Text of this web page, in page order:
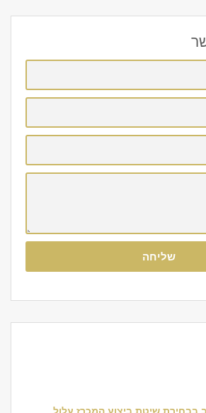
שליחה
בבחירת שיטת ביצוע המכרז עלול